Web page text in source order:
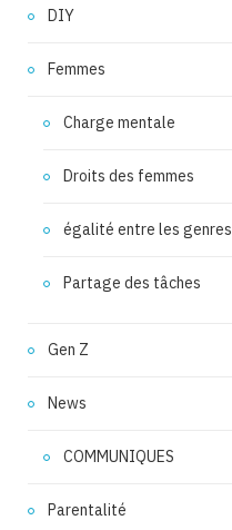
DIY
Femmes
Charge mentale
Droits des femmes
égalité entre les genres
Partage des tâches
Gen Z
News
COMMUNIQUES
Parentalité